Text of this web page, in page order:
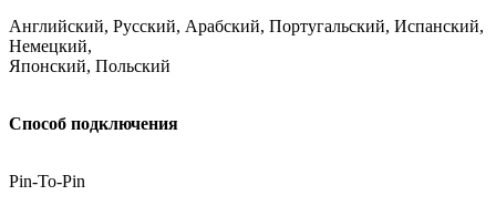
Английский, Русский, Арабский, Португальский, Испанский,
Немецкий,
Японский, Польский
Способ подключения
Pin-To-Pin